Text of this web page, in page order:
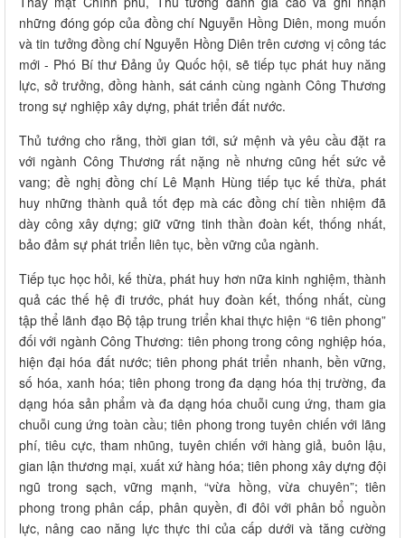
những đóng góp của đồng chí Nguyễn Hồng Diên, mong muốn
và tin tưởng đồng chí Nguyễn Hồng Diên trên cương vị công tác
mới - Phó Bí thư Đảng ủy Quốc hội, sẽ tiếp tục phát huy năng
lực, sở trưởng, đồng hành, sát cánh cùng ngành Công Thương
trong sự nghiệp xây dựng, phát triển đất nước.
Thủ tướng cho rằng, thời gian tới, sứ mệnh và yêu cầu đặt ra
với ngành Công Thương rất nặng nề nhưng cũng hết sức vẻ
vang; đề nghị đồng chí Lê Mạnh Hùng tiếp tục kế thừa, phát
huy những thành quả tốt đẹp mà các đồng chí tiền nhiệm đã
dày công xây dựng; giữ vững tinh thần đoàn kết, thống nhất,
bảo đảm sự phát triển liên tục, bền vững của ngành.
Tiếp tục học hỏi, kế thừa, phát huy hơn nữa kinh nghiệm, thành
quả các thế hệ đi trước, phát huy đoàn kết, thống nhất, cùng
tập thể lãnh đạo Bộ tập trung triển khai thực hiện “6 tiên phong”
đối với ngành Công Thương: tiên phong trong công nghiệp hóa,
hiện đại hóa đất nước; tiên phong phát triển nhanh, bền vững,
số hóa, xanh hóa; tiên phong trong đa dạng hóa thị trường, đa
dạng hóa sản phẩm và đa dạng hóa chuỗi cung ứng, tham gia
chuỗi cung ứng toàn cầu; tiên phong trong tuyên chiến với lãng
phí, tiêu cực, tham nhũng, tuyên chiến với hàng giả, buôn lậu,
gian lận thương mại, xuất xứ hàng hóa; tiên phong xây dựng đội
ngũ trong sạch, vững mạnh, “vừa hồng, vừa chuyên”; tiên
phong trong phân cấp, phân quyền, đi đôi với phân bổ nguồn
lực, nâng cao năng lực thực thi của cấp dưới và tăng cường